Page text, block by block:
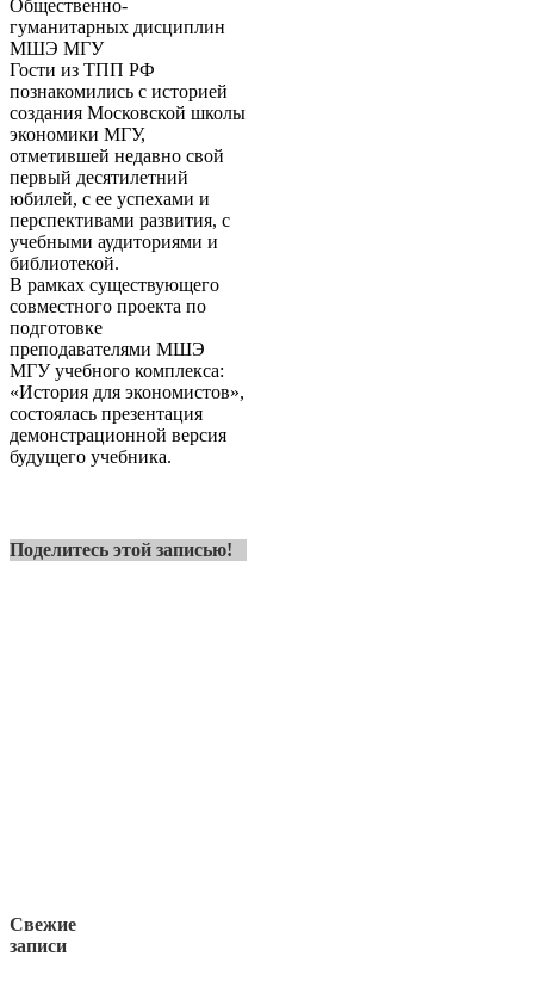
Общественно-
гуманитарных дисциплин
МШЭ МГУ
Гости из ТПП РФ
познакомились с историей
создания Московской школы
экономики МГУ,
отметившей недавно свой
первый десятилетний
юбилей, с ее успехами и
перспективами развития, с
учебными аудиториями и
библиотекой.
В рамках существующего
совместного проекта по
подготовке
преподавателями МШЭ
МГУ учебного комплекса:
«История для экономистов»,
состоялась презентация
демонстрационной версия
будущего учебника.
Поделитесь этой записью!
Свежие
записи